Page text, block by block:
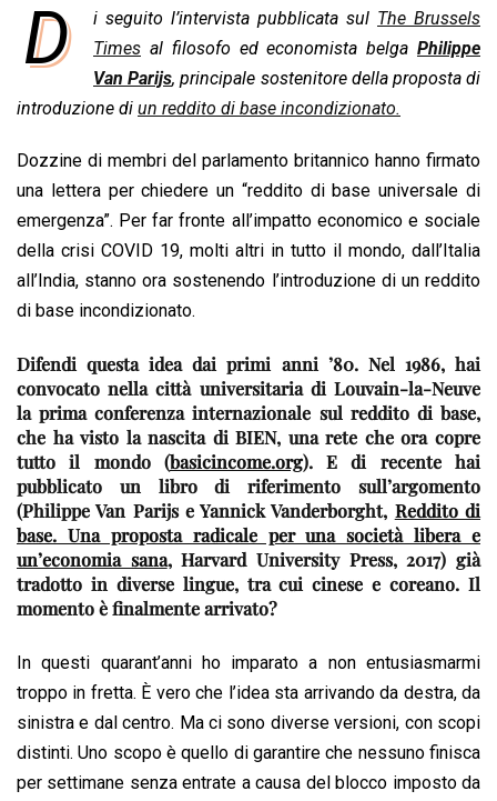
c
e
o
k
a
t
s
A
p
n
e
d
n
r
e
a
d
a
i
l
p
y
L
k
i
n
t
D i seguito l’intervista pubblicata sul The Brussels
Times al filosofo ed economista belga Philippe
Van Parijs, principale sostenitore della proposta di
introduzione di un reddito di base incondizionato.
Dozzine di membri del parlamento britannico hanno firmato
una lettera per chiedere un “reddito di base universale di
emergenza”. Per far fronte all’impatto economico e sociale
della crisi COVID 19, molti altri in tutto il mondo, dall’Italia
all’India, stanno ora sostenendo l’introduzione di un reddito
di base incondizionato.
Difendi questa idea dai primi anni ’80. Nel 1986, hai
convocato nella città universitaria di Louvain-la-Neuve
la prima conferenza internazionale sul reddito di base,
che ha visto la nascita di BIEN, una rete che ora copre
tutto il mondo (basicincome.org). E di recente hai
pubblicato un libro di riferimento sull’argomento
(Philippe Van Parijs e Yannick Vanderborght, Reddito di
base. Una proposta radicale per una società libera e
un’economia sana, Harvard University Press, 2017) già
tradotto in diverse lingue, tra cui cinese e coreano. Il
momento è finalmente arrivato?
In questi quarant’anni ho imparato a non entusiasmarmi
troppo in fretta. È vero che l’idea sta arrivando da destra, da
sinistra e dal centro. Ma ci sono diverse versioni, con scopi
distinti. Uno scopo è quello di garantire che nessuno finisca
per settimane senza entrate a causa del blocco imposto da